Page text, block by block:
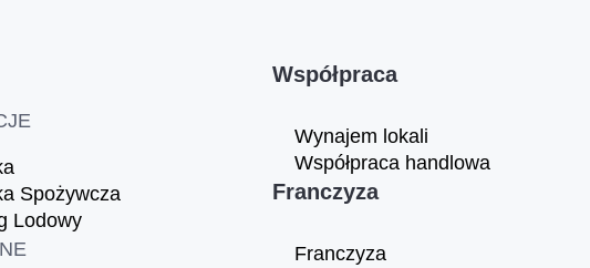
Spożywcza
Lodowy
Współpraca
Wynajem lokali
Współpraca handlowa
Franczyza
Franczyza